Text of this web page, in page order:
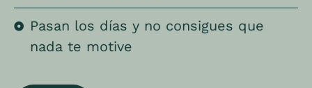
Pasan los días y no consigues que
nada te motive